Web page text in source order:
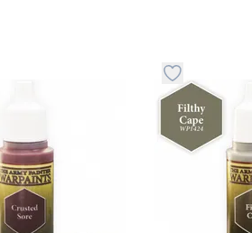
dodavanje stvari u kategoriju omiljeno
Dugme za